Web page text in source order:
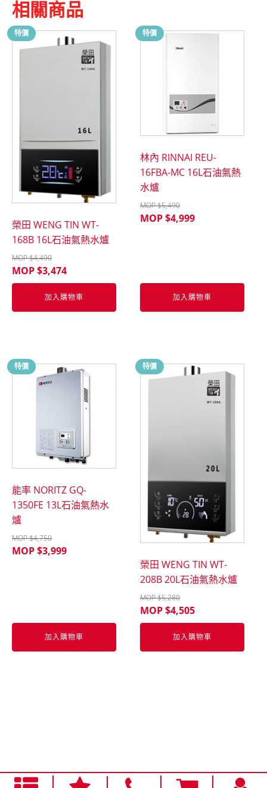
相關商品
特價
榮田 WENG TIN WT-
168B 16L石油氣熱水爐
MOP $4,490
MOP $3,474
加入購物車
特價
林內 RINNAI REU-
16FBA-MC 16L石油氣熱
水爐
MOP $5,490
MOP $4,999
加入購物車
特價
能率 NORITZ GQ-
1350FE 13L石油氣熱水
爐
MOP $4,750
MOP $3,999
加入購物車
特價
榮田 WENG TIN WT-
208B 20L石油氣熱水爐
MOP $5,280
MOP $4,505
加入購物車